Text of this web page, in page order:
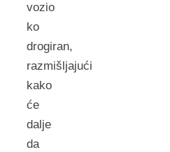
vozio
ko
drogiran,
razmišljajući
kako
će
dalje
da